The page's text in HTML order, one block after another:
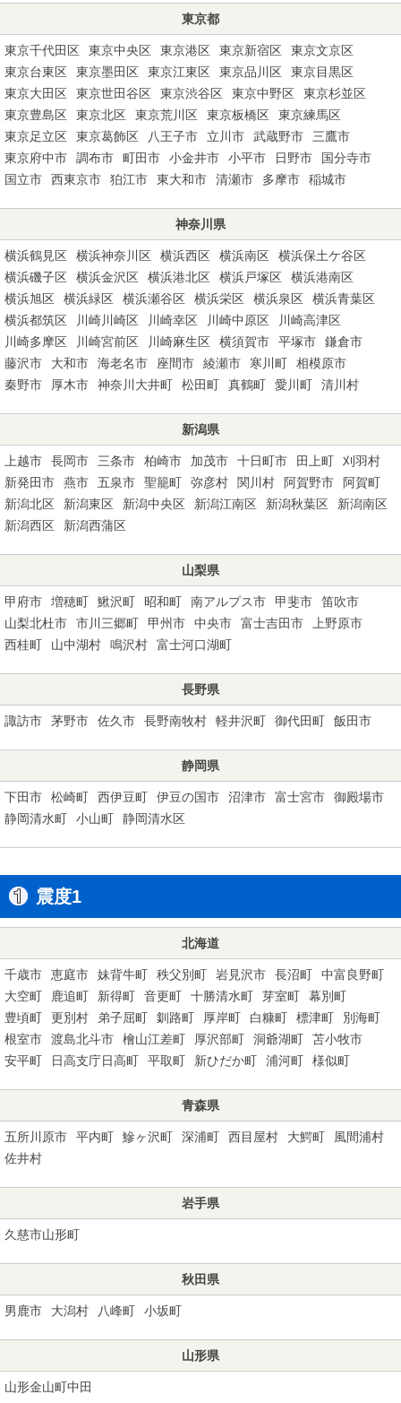
東京都
東京千代田区 東京中央区 東京港区 東京新宿区
東京文京区
東京台東区
東京墨田区 東京江東区 東京品川区
東京目黒区
東京大田区
東京世田谷区 東京渋谷区 東京中野区
東京杉並区
東京豊島区
東京北区 東京荒川区 東京板橋区
東京練馬区
東京足立区
東京葛飾区 八王子市 立川市 武蔵野市
三鷹市
東京府中市
調布市 町田市 小金井市 小平市 日野市
国分寺市
国立市
西東京市 狛江市 東大和市 清瀬市 多摩市 稲城市
神奈川県
横浜鶴見区 横浜神奈川区 横浜西区 横浜南区
横浜保土ケ谷区
横浜磯子区
横浜金沢区 横浜港北区 横浜戸塚区
横浜港南区
横浜旭区
横浜緑区 横浜瀬谷区 横浜栄区 横浜泉区
横浜青葉区
横浜都筑区
川崎川崎区 川崎幸区 川崎中原区
川崎高津区
川崎多摩区
川崎宮前区 川崎麻生区 横須賀市 平塚市
鎌倉市
藤沢市
大和市 海老名市 座間市 綾瀬市 寒川町
相模原市
秦野市
厚木市 神奈川大井町 松田町 真鶴町 愛川町 清川村
新潟県
上越市 長岡市 三条市 柏崎市 加茂市 十日町市 田上町
刈羽村
新発田市
燕市 五泉市 聖籠町 弥彦村 関川村 阿賀野市
阿賀町
新潟北区
新潟東区 新潟中央区 新潟江南区 新潟秋葉区
新潟南区
新潟西区
新潟西蒲区
山梨県
甲府市 増穂町 鰍沢町 昭和町 南アルプス市 甲斐市
笛吹市
山梨北杜市
市川三郷町 甲州市 中央市 富士吉田市
上野原市
西桂町
山中湖村 鳴沢村 富士河口湖町
長野県
諏訪市 茅野市 佐久市 長野南牧村 軽井沢町 御代田町 飯田市
静岡県
下田市 松崎町 西伊豆町 伊豆の国市 沼津市 富士宮市
御殿場市
静岡清水町
小山町 静岡清水区
震度1
北海道
千歳市 恵庭市 妹背牛町 秩父別町 岩見沢市 長沼町
中富良野町
大空町
鹿追町 新得町 音更町 十勝清水町 芽室町
幕別町
豊頃町
更別村 弟子屈町 釧路町 厚岸町 白糠町 標津町
別海町
根室市
渡島北斗市 檜山江差町 厚沢部町 洞爺湖町
苫小牧市
安平町
日高支庁日高町 平取町 新ひだか町 浦河町 様似町
青森県
五所川原市 平内町 鰺ヶ沢町 深浦町 西目屋村 大鰐町
風間浦村
佐井村
岩手県
久慈市山形町
秋田県
男鹿市 大潟村 八峰町 小坂町
山形県
山形金山町中田